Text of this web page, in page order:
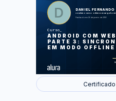
DANIEL FERNANDO
concluiu o curso online com carga
Finalizado em 30 de janeiro de 2019
Curso
ANDROID COM
PARTE 3:
EM MODO OFFLINE